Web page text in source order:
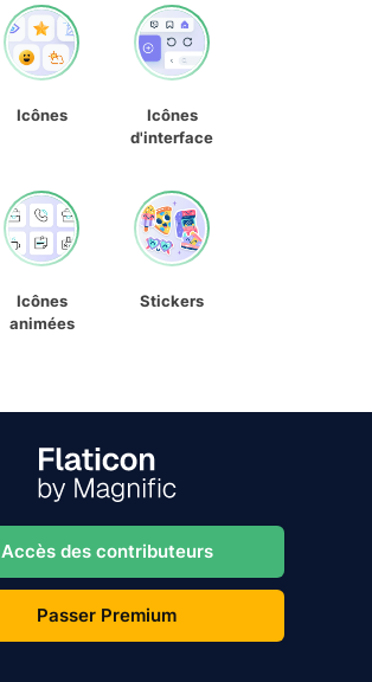
Icônes
Icônes
d'interface
Icônes
animées
Stickers
Accès des contributeurs
Passer Premium